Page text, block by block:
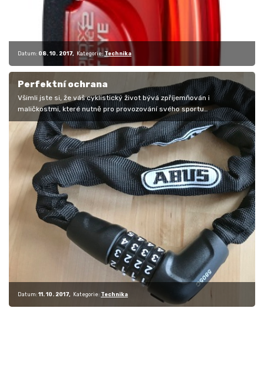
Datum: 08. 10. 2017 Kategorie: Technika
Perfektní ochrana
Všimli jste si, že váš cyklistický život bývá zpříjemňován i
maličkostmi, které nutně pro provozování svého sportu
potřebujete? Nemusí to…
Datum: 11. 10. 2017 Kategorie: Technika